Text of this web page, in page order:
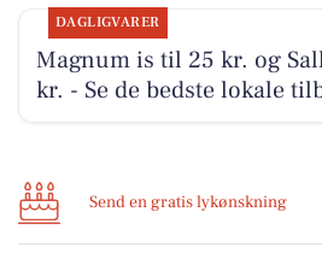
DAGLIGVARER
Magnum is til 25 kr. og
kr. - Se de bedste lokale
Send en gratis lykønskning